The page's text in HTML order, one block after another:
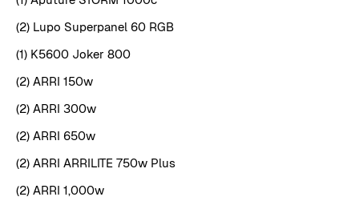
(2) Lupo Superpanel 60 RGB
(1) K5600 Joker 800
(2) ARRI 150w
(2) ARRI 300w
(2) ARRI 650w
(2) ARRI ARRILITE 750w Plus
(2) ARRI 1,000w